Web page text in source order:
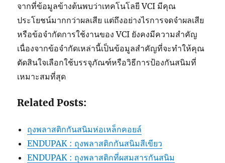
จากที่ข้อมูลข้างต้นพบว่าเทคโนโลยี VCI มีคุณ
ประโยชน์มากกว่าผลเสีย แต่ถึงอย่างไรการจดจำผลเสีย
หรือข้อจำกัดการใช้งานของ VCI ยังคงมีความสำคัญ
เนื่องจากข้อจำกัดเหล่านี้เป็นข้อมูลสำคัญที่จะทำให้คุณ
ตัดสินใจเลือกใช้บรรจุภัณฑ์หรือวิธีการป้องกันสนิมที่
เหมาะสมที่สุด
Related Posts:
ถุงพลาสติกกันสนิมห่อเหล็กคอยล์
ENDUPAK : ถุงพลาสติกกันสนิมสีเขียว
ENDUPAK : ถุงพลาสติกที่ผสมสารกันสนิม